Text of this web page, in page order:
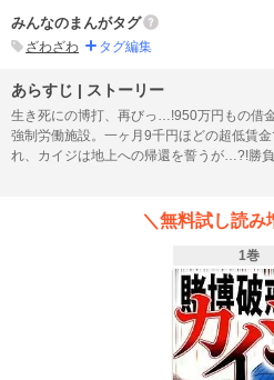
みんなのまんがタグ
ざわざわ タグ編集
あらすじ | ストーリー
生き死にの博打、再びっ…!950万円もの借
強制労働施設。一ヶ月9千円ほどの超低賃
れ、カイジは地上への帰還を誓うが…?!勝
示録」以上!ギャンブルに人生観すら投影
うにビールを飲む漫画を他に知りません(
＼無料試し読み
1巻